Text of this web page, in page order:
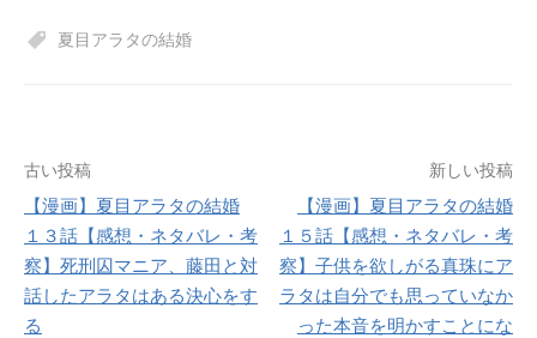
夏目アラタの結婚
投
稿
ナ
ビ
古い投稿
【漫画】夏目アラタの結婚
１３話【感想・ネタバレ・考
察】死刑囚マニア、藤田と対
話したアラタはある決心をす
る
新しい投稿
【漫画】夏目アラタの結婚
１５話【感想・ネタバレ・考
察】子供を欲しがる真珠にア
ラタは自分でも思っていなか
った本音を明かすことにな